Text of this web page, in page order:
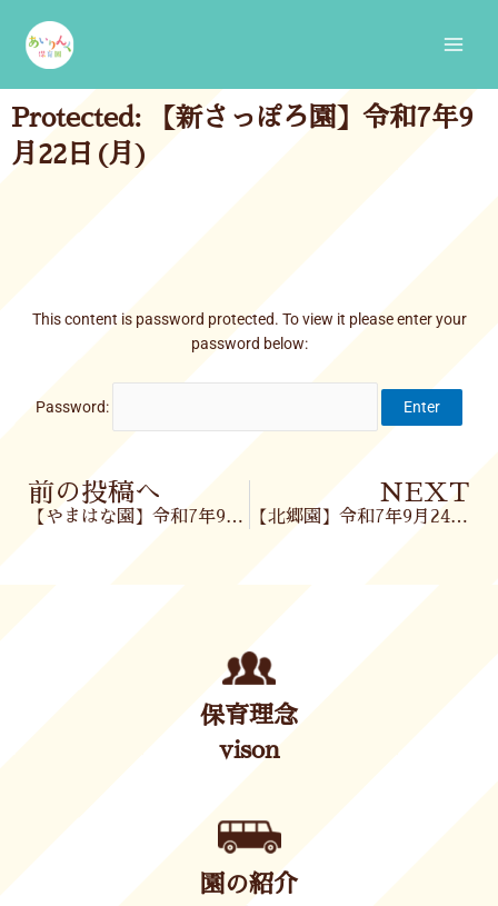
content
Protected: 【新さっぽろ園】令和7年9
月22日(月)
This content is password protected. To view it please enter your
password below:
Password:
Prev
前の投稿へ
【やまはな園】令和7年9月22日（月）
NEXT
【北郷園】令和7年9月24日(水)
保育理念
vison
園の紹介